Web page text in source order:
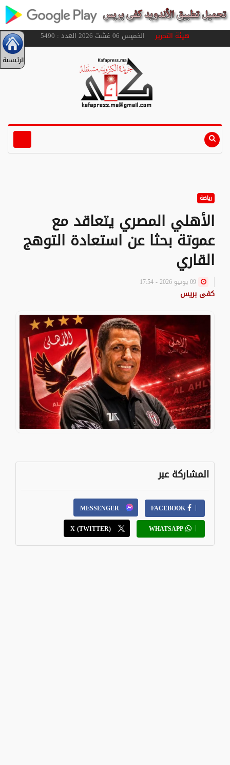
هيئة التحريرالخميس 06 غشت 2026 العدد : 5490
الرئيسية
رياضة
الأهلي المصري يتعاقد مع
عموتة بحثا عن استعادة التوهج
القاري
كفى بريس
المشاركة عبر
FACEBOOK
MESSENGER
WHATSAPP
X (TWITTER)